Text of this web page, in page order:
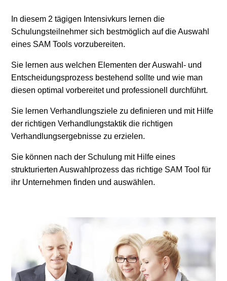
In diesem 2 tägigen Intensivkurs lernen die
Schulungsteilnehmer sich bestmöglich auf die Auswahl
eines SAM Tools vorzubereiten.
Sie lernen aus welchen Elementen der Auswahl- und
Entscheidungsprozess bestehend sollte und wie man
diesen optimal vorbereitet und professionell durchführt.
Sie lernen Verhandlungsziele zu definieren und mit Hilfe
der richtigen Verhandlungstaktik die richtigen
Verhandlungsergebnisse zu erzielen.
Sie können nach der Schulung mit Hilfe eines
strukturierten Auswahlprozess das richtige SAM Tool für
ihr Unternehmen finden und auswählen.